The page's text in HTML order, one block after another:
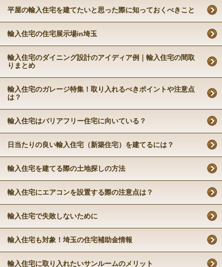
平屋の輸入住宅を建てたいと思った際に知っておくべきこと
輸入住宅の住宅展示場in埼玉
輸入住宅のダイニング設計のアイディア例｜輸入住宅の間取
りまとめ
輸入住宅のガレージ特集！取り入れるべきポイントや注意点
は？
輸入住宅はバリアフリー住宅に向いている？
日当たりの良い輸入住宅（新築住宅）を建てるには？
輸入住宅を建てる際の土地探しの方法
輸入住宅にエアコンを設置する際の注意点は？
輸入住宅で失敗しないために
輸入住宅も対象！埼玉の住宅補助金情報
輸入住宅に取り入れたいサンルームのメリット